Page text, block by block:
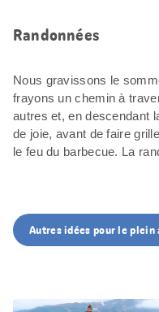
Randonnées
Nous gravissons le
frayons un chemin à
autres et, en descendant
de joie, avant de faire
le feu du barbecue. La
Autres idées pour le plein